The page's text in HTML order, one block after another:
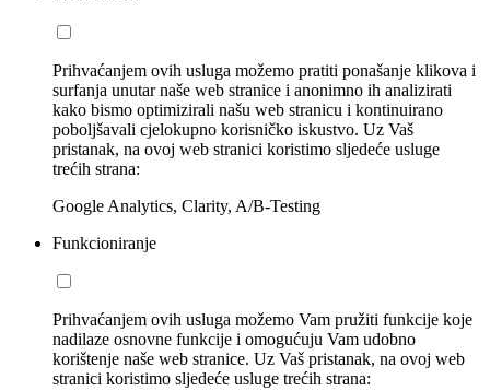
Prihvaćanjem ovih usluga možemo pratiti ponašanje klikova i
surfanja unutar naše web stranice i anonimno ih analizirati
kako bismo optimizirali našu web stranicu i kontinuirano
poboljšavali cjelokupno korisničko iskustvo. Uz Vaš
pristanak, na ovoj web stranici koristimo sljedeće usluge
trećih strana:
Google Analytics, Clarity, A/B-Testing
Funkcioniranje
Prihvaćanjem ovih usluga možemo Vam pružiti funkcije koje
nadilaze osnovne funkcije i omogućuju Vam udobno
korištenje naše web stranice. Uz Vaš pristanak, na ovoj web
stranici koristimo sljedeće usluge trećih strana: